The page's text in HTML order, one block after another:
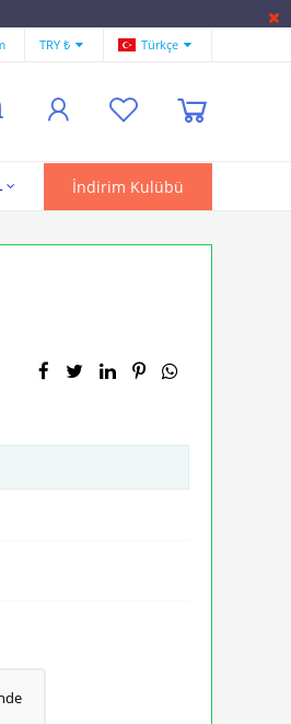
TRY ₺ Türkçe
İndirim Kulübü